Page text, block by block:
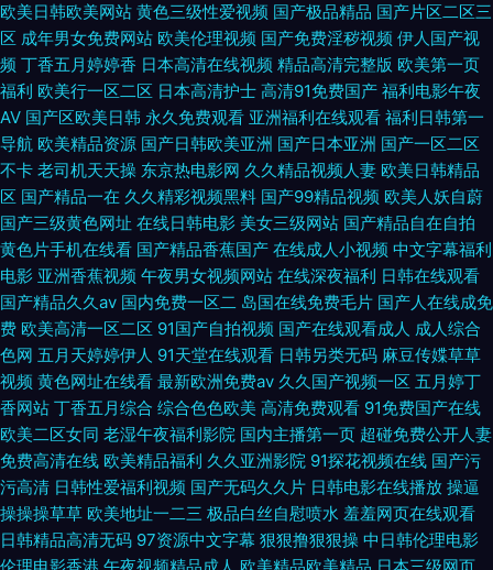
欧美日韩欧美网站 黄色三级性爱视频 国产极品精品 国产片区二区三
区 成年男女免费网站 欧美伦理视频 国产免费淫秽视频 伊人国产视
频 丁香五月婷婷香 日本高清在线视频 精品高清完整版 欧美第一页
福利 欧美行一区二区 日本高清护士 高清91免费国产 福利电影午夜
AV 国产区欧美日韩 永久免费观看 亚洲福利在线观看 福利日韩第一
导航 欧美精品资源 国产日韩欧美亚洲 国产日本亚洲 国产一区二区
不卡 老司机天天操 东京热电影网 久久精品视频人妻 欧美日韩精品
区 国产精品一在 久久精彩视频黑料 国产99精品视频 欧美人妖自蔚
国产三级黄色网址 在线日韩电影 美女三级网站 国产精品自在自拍
黄色片手机在线看 国产精品香蕉国产 在线成人小视频 中文字幕福利
电影 亚洲香蕉视频 午夜男女视频网站 在线深夜福利 日韩在线观看
国产精品久久av 国内免费一区二 岛国在线免费毛片 国产人在线成免
费 欧美高清一区二区 91国产自拍视频 国产在线观看成人 成人综合
色网 五月天婷婷伊人 91天堂在线观看 日韩另类无码 麻豆传媟草草
视频 黄色网址在线看 最新欧洲免费av 久久国产视频一区 五月婷丁
香网站 丁香五月综合 综合色色欧美 高清免费观看 91免费国产在线
欧美二区女同 老湿午夜福利影院 国内主播第一页 超碰免费公开人妻
免费高清在线 欧美精品福利 久久亚洲影院 91探花视频在线 国产污
污高清 日韩性爱福利视频 国产无码久久片 日韩电影在线播放 操逼
操操操草草 欧美地址一二三 极品白丝自慰喷水 羞羞网页在线观看
日韩精品高清无码 97资源中文字幕 狠狠撸狠狠操 中日韩伦理电影